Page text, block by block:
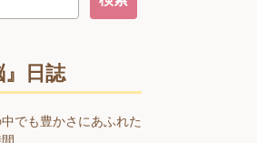
』日誌
でも豊かさにあふれた